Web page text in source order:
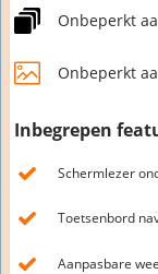
Onbeperkt
Onbeperkt
Inbegrepen
Schermlezer
Toetsenbord
Aanpasbare